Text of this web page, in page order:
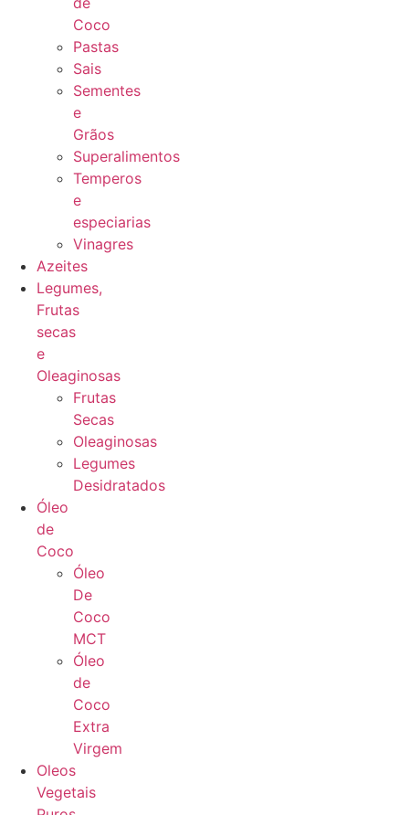
Coco
Pastas
Sais
Sementes
e
Grãos
Superalimentos
Temperos
e
especiarias
Vinagres
Azeites
Legumes,
Frutas
secas
e
Oleaginosas
Frutas
Secas
Oleaginosas
Legumes
Desidratados
Óleo
de
Coco
Óleo
De
Coco
MCT
Óleo
de
Coco
Extra
Virgem
Oleos
Vegetais